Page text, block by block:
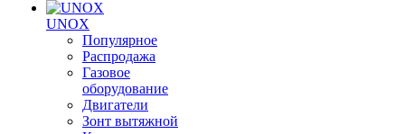
UNOX
Популярное
Распродажа
Газовое
оборудование
Двигатели
Зонт вытяжной